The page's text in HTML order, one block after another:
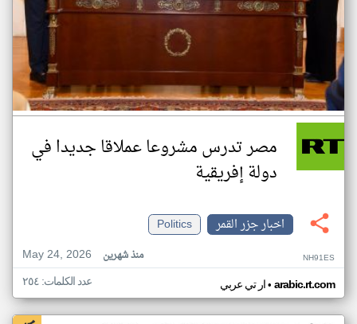
مصر تدرس مشروعا عملاقا جديدا في
دولة إفريقية
اخبار جزر القمر
Politics
May 24, 2026
منذ شهرين NH91ES
ار تي عربي• arabic.rt.com عدد الكلمات: ٢٥٤